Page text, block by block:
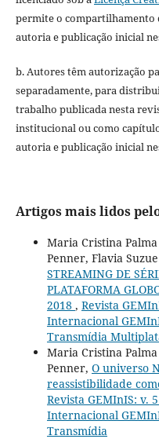
permite o compartilhamento
autoria e publicação inicial
b. Autores têm autorização
separadamente, para
trabalho publicada nesta
institucional ou como
autoria e publicação inicial
Artigos mais lidos
Maria Cristina
Penner, Flavia
STREAMING DE
PLATAFORMA
2018 , Revista
Internacional
Transmídia
Maria Cristina
Penner, O universo
reassistibilidade
Revista GEMInIS: v.
Internacional
Transmídia